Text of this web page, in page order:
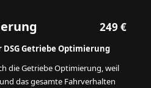
249 €
Getriebe Optimierung
die Getriebe Optimierung, weil
das gesamte Fahrverhalten